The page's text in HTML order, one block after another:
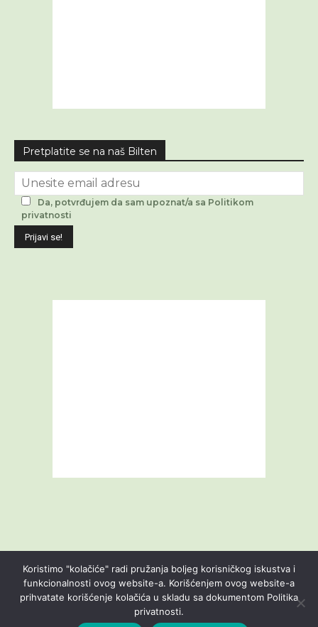
Pretplatite se na naš Bilten
Da, potvrđujem da sam upoznat/a sa Politikom
privatnosti
Livestream Blog O nama
Kontakt
Uslovi korišćenja
Politika privatnosti
Koristimo "kolačiće" radi pružanja boljeg korisničkog iskustva i
funkcionalnosti ovog website-a. Korišćenjem ovog website-a
prihvatate korišćenje kolačića u skladu sa dokumentom Politika
privatnosti.